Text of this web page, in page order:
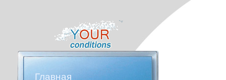
Главная